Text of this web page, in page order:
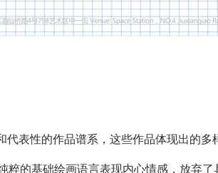
表性的作品谱系，这些作品体现出的
的基础绘画语言表现内心情感，放弃